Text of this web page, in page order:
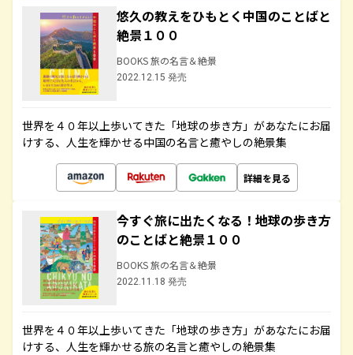
悠久の教えをひもとく中国のことばと
絶景１００
BOOKS 旅の名言＆絶景
2022.12.15 発売
世界を４０年以上歩いてきた「地球の歩き方」があなたにお届
けする、人生を輝かせる中国の名言と癒やしの絶景集
詳細を見る
今すぐ旅に出たくなる！地球の歩き方
のことばと絶景１００
BOOKS 旅の名言＆絶景
2022.11.18 発売
世界を４０年以上歩いてきた「地球の歩き方」があなたにお届
けする、人生を輝かせる旅の名言と癒やしの絶景集